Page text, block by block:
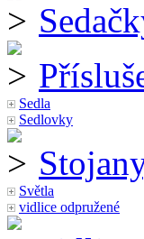
Sedla
Sedlovky
Světla
vidlice odpružené